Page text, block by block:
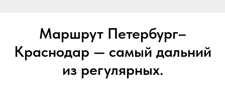
Маршрут Петербург–
Краснодар — самый дальний
из регулярных.